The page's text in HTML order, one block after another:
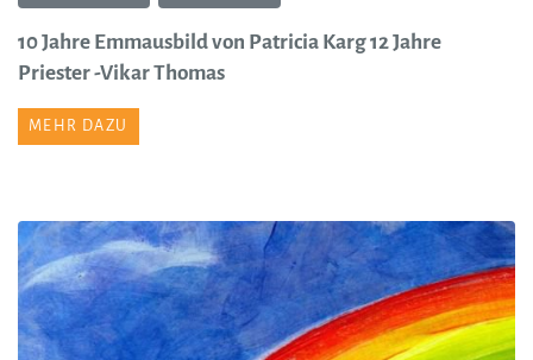
10 Jahre Emmausbild von Patricia Karg 12 Jahre
Priester -Vikar Thomas
MEHR DAZU